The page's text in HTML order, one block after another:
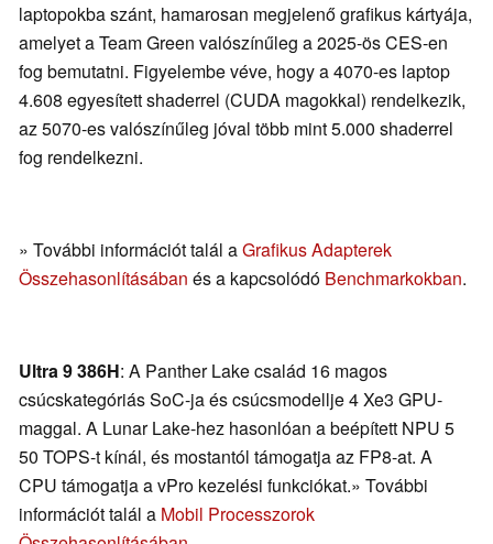
laptopokba szánt, hamarosan megjelenő grafikus kártyája,
amelyet a Team Green valószínűleg a 2025-ös CES-en
fog bemutatni. Figyelembe véve, hogy a 4070-es laptop
4.608 egyesített shaderrel (CUDA magokkal) rendelkezik,
az 5070-es valószínűleg jóval több mint 5.000 shaderrel
fog rendelkezni.
» További információt talál aGrafikus Adapterek
Összehasonlításában és a kapcsolódó Benchmarkokban.
Ultra 9 386H: A Panther Lake család 16 magos
csúcskategóriás SoC-ja és csúcsmodellje 4 Xe3 GPU-
maggal. A Lunar Lake-hez hasonlóan a beépített NPU 5
50 TOPS-t kínál, és mostantól támogatja az FP8-at. A
CPU támogatja a vPro kezelési funkciókat.» További
információt talál a Mobil Processzorok